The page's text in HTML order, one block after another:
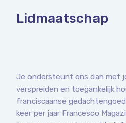
Lidmaatschap
Je ondersteunt ons dan met
verspreiden en toegankelijk
franciscaanse
keer per jaar Francesco